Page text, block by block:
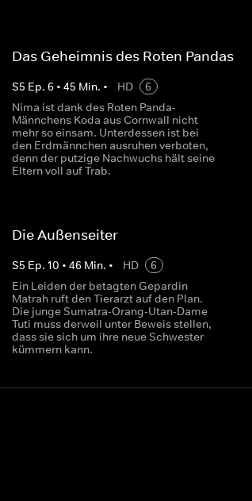
Das Geheimnis des Roten Pandas
S5 Ep.6 •45 Min. • HD
6
Nima ist dank des Roten Panda-
Männchens Koda aus Cornwall nicht
mehr so einsam. Unterdessen ist bei
den Erdmännchen ausruhen verboten,
denn der putzige Nachwuchs hält seine
Eltern voll auf Trab.
Die Außenseiter
S5 Ep.10 •46 Min. • HD
6
Ein Leiden der betagten Gepardin
Matrah ruft den Tierarzt auf den Plan.
Die junge Sumatra-Orang-Utan-Dame
Tuti muss derweil unter Beweis stellen,
dass sie sich um ihre neue Schwester
kümmern kann.